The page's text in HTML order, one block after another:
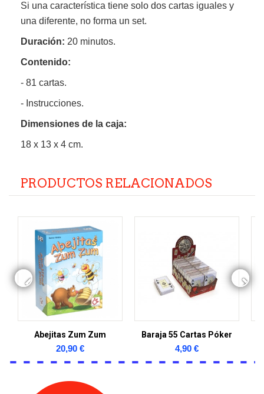
Si una característica tiene solo dos cartas iguales y
una diferente, no forma un set.
Duración: 20 minutos.
Contenido:
- 81 cartas.
- Instrucciones.
Dimensiones de la caja:
18 x 13 x 4 cm.
PRODUCTOS RELACIONADOS
Abejitas Zum Zum
20,90 €
Baraja 55 Cartas Póker
4,90 €